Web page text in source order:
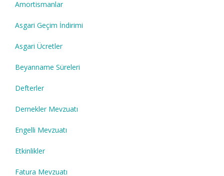
Amortismanlar
Asgari Geçim İndirimi
Asgari Ücretler
Beyanname Süreleri
Defterler
Dernekler Mevzuatı
Engelli Mevzuatı
Etkinlikler
Fatura Mevzuatı